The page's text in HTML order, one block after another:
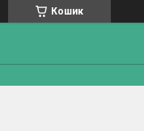
Кошик